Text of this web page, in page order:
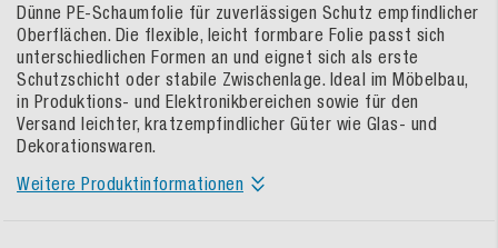
Dünne PE-Schaumfolie für zuverlässigen Schutz empfindlicher
Oberflächen. Die flexible, leicht formbare Folie passt sich
unterschiedlichen Formen an und eignet sich als erste
Schutzschicht oder stabile Zwischenlage. Ideal im Möbelbau,
in Produktions- und Elektronikbereichen sowie für den
Versand leichter, kratzempfindlicher Güter wie Glas- und
Dekorationswaren.
Weitere Produktinformationen